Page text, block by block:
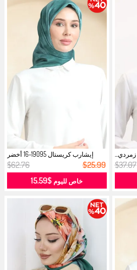
$37.07
إيشارب كريستال 19095-16 أخضر
زمردي...
$62.76 $25.99
خاص لليوم $15.59